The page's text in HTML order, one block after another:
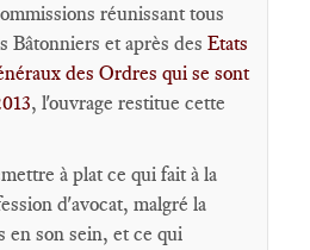
réunissant tous
Bâtonniers et après des Etats
des Ordres qui se sont
, l'ouvrage restitue cette
à plat ce qui fait à la
d'avocat, malgré la
en son sein, et ce qui